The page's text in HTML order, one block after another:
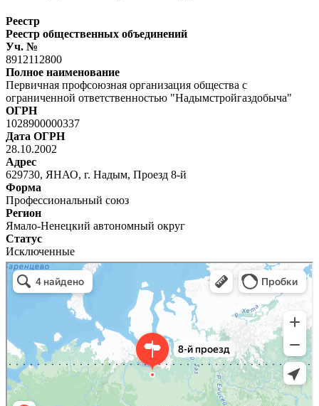
Реестр
Реестр общественных объединений
Уч. №
8912112800
Полное наименование
Первичная профсоюзная организация общества с
ограниченной ответственностью "Надымстройгаздобыча"
ОГРН
1028900000337
Дата ОГРН
28.10.2002
Адрес
629730, ЯНАО, г. Надым, Проезд 8-й
Форма
Профессиональный союз
Регион
Ямало-Ненецкий автономный округ
Статус
Исключенные